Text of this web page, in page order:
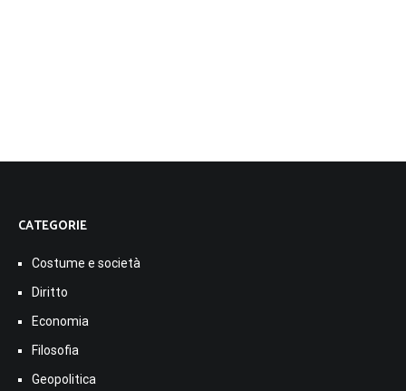
CATEGORIE
Costume e società
Diritto
Economia
Filosofia
Geopolitica